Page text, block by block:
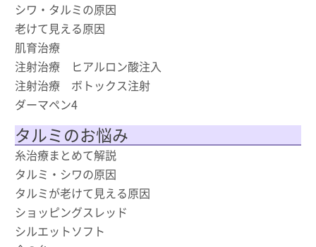
シワ・タルミの原因
老けて見える原因
肌育治療
注射治療 ヒアルロン酸注入
注射治療 ボトックス注射
ダーマペン4
タルミのお悩み
糸治療まとめて解説
タルミ・シワの原因
タルミが老けて見える原因
ショッピングスレッド
シルエットソフト